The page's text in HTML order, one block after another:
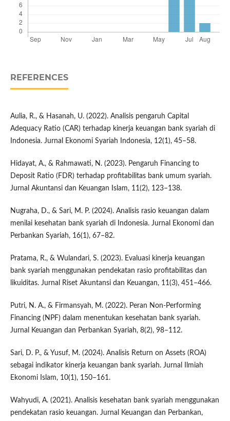
REFERENCES
Aulia, R., & Hasanah, U. (2022). Analisis pengaruh Capital
Adequacy Ratio (CAR) terhadap kinerja keuangan bank syariah di
Indonesia. Jurnal Ekonomi Syariah Indonesia, 12(1), 45–58.
Hidayat, A., & Rahmawati, N. (2023). Pengaruh Financing to
Deposit Ratio (FDR) terhadap profitabilitas bank umum syariah.
Jurnal Akuntansi dan Keuangan Islam, 11(2), 123–138.
Nugraha, D., & Sari, M. P. (2024). Analisis rasio keuangan dalam
menilai kesehatan bank syariah di Indonesia. Jurnal Ekonomi dan
Perbankan Syariah, 16(1), 67–82.
Pratama, R., & Wulandari, S. (2023). Evaluasi kinerja keuangan
bank syariah menggunakan pendekatan rasio profitabilitas dan
likuiditas. Jurnal Riset Akuntansi dan Keuangan, 11(3), 451–466.
Putri, N. A., & Firmansyah, M. (2022). Peran Non-Performing
Financing (NPF) dalam menentukan kesehatan bank syariah.
Jurnal Keuangan dan Perbankan Syariah, 8(2), 98–112.
Sari, D. P., & Yusuf, M. (2024). Analisis Return on Assets (ROA)
sebagai indikator kinerja keuangan bank syariah. Jurnal Ilmiah
Ekonomi Islam, 10(1), 150–161.
Wahyudi, A. (2021). Analisis kesehatan bank syariah menggunakan
pendekatan rasio keuangan. Jurnal Keuangan dan Perbankan,